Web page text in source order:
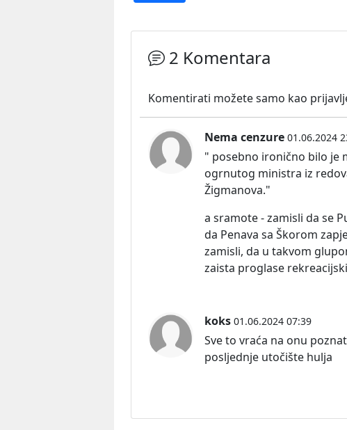
2 Komentara
Komentirati možete samo kao
Nema cenzure 01.06.2024
" posebno ironično bilo je
ogrnutog ministra iz
Žigmanova."
a sramote - zamisli da se
da Penava sa Škorom
zamisli, da u takvom
zaista proglase
koks 01.06.2024 07:39
Sve to vraća na onu
posljednje utočište hulja